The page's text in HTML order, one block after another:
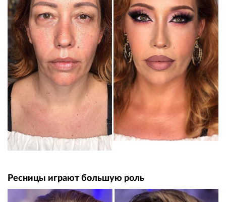
Ресницы играют большую роль